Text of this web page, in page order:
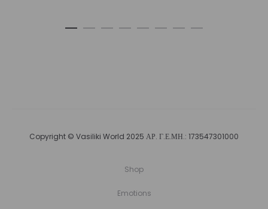
Copyright © Vasiliki World 2025 ΑΡ. Γ.Ε.ΜΗ.: 173547301000
Shop
Emotions